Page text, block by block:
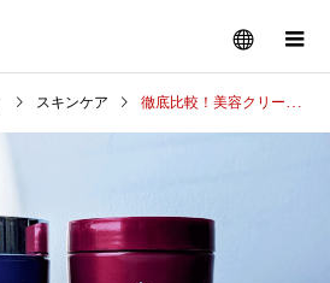
スキンケア 徹底比較！美容クリームと薬用美白シワ改善クリーム